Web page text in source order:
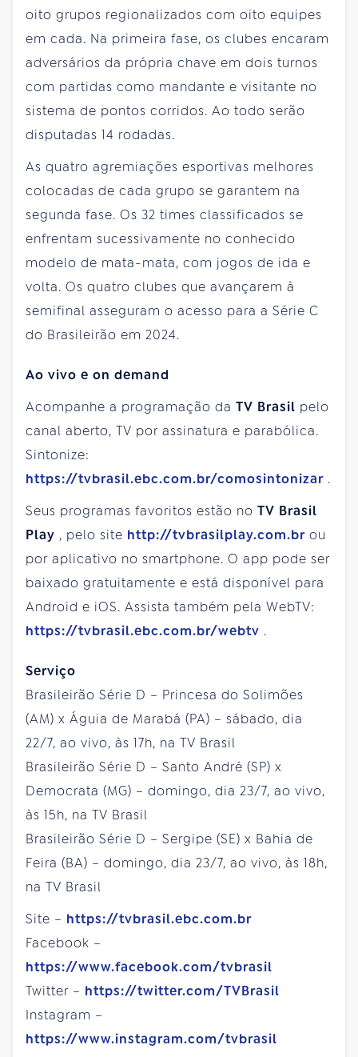
oito grupos regionalizados com oito equipes
em cada. Na primeira fase, os clubes encaram
adversários da própria chave em dois turnos
com partidas como mandante e visitante no
sistema de pontos corridos. Ao todo serão
disputadas 14 rodadas.
As quatro agremiações esportivas melhores
colocadas de cada grupo se garantem na
segunda fase. Os 32 times classificados se
enfrentam sucessivamente no conhecido
modelo de mata-mata, com jogos de ida e
volta. Os quatro clubes que avançarem à
semifinal asseguram o acesso para a Série C
do Brasileirão em 2024.
Ao vivo e on demand
Acompanhe a programação da TV Brasil pelo
canal aberto, TV por assinatura e parabólica.
Sintonize:
https://tvbrasil.ebc.com.br/comosintonizar .
Seus programas favoritos estão no TV Brasil
Play , pelo site http://tvbrasilplay.com.br ou
por aplicativo no smartphone. O app pode ser
baixado gratuitamente e está disponível para
Android e iOS. Assista também pela WebTV:
https://tvbrasil.ebc.com.br/webtv .
Serviço
Brasileirão Série D – Princesa do Solimões
(AM) x Águia de Marabá (PA) – sábado, dia
22/7, ao vivo, às 17h, na TV Brasil
Brasileirão Série D – Santo André (SP) x
Democrata (MG) – domingo, dia 23/7, ao vivo,
às 15h, na TV Brasil
Brasileirão Série D – Sergipe (SE) x Bahia de
Feira (BA) – domingo, dia 23/7, ao vivo, às 18h,
na TV Brasil
Site – https://tvbrasil.ebc.com.br
Facebook –
https://www.facebook.com/tvbrasil
Twitter – https://twitter.com/TVBrasil
Instagram –
https://www.instagram.com/tvbrasil